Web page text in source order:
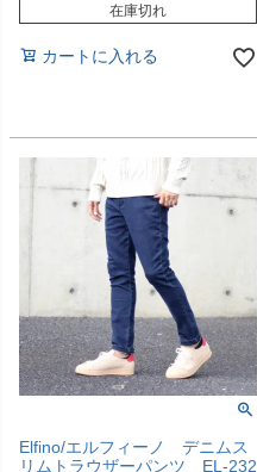
在庫切れ
カートに入れる
Elfino/エルフィーノ デニムス
リムトラウザーパンツ EL-232